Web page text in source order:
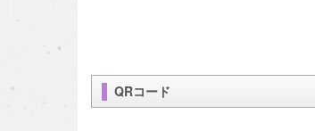
QRコード